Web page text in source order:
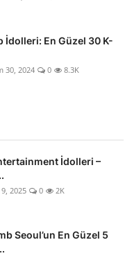
İdolleri: En Güzel 30 K-
30, 2024 0 8.3K
İdolleri –
2025 0 2K
Seoul’un En Güzel 5